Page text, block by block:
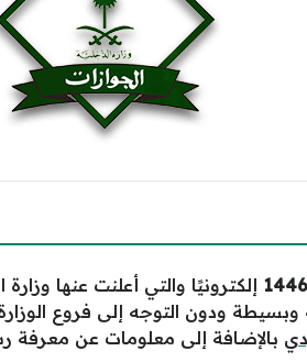
إلكترونيًا والتي أعلنت عنها
وبسيطة ودون التوجه إلى فروع
بالإضافة إلى معلومات عن معرفة